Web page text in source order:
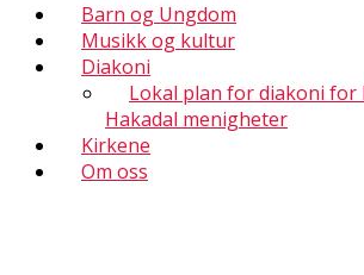
Barn og Ungdom
Musikk og kultur
Diakoni
Lokal plan for diakoni for
Hakadal menigheter
Kirkene
Om oss